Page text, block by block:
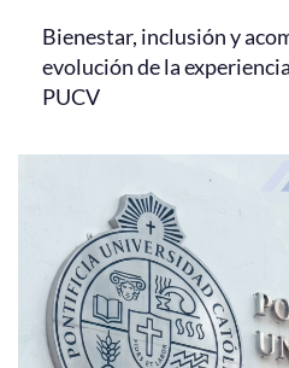
Bienestar, inclusión y
evolución de la
PUCV